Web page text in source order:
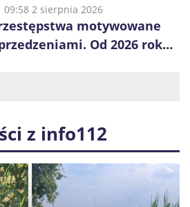
Ukrainy
09:58 2 sierpnia 2026
motywowane
Od 2026 roku
z info112